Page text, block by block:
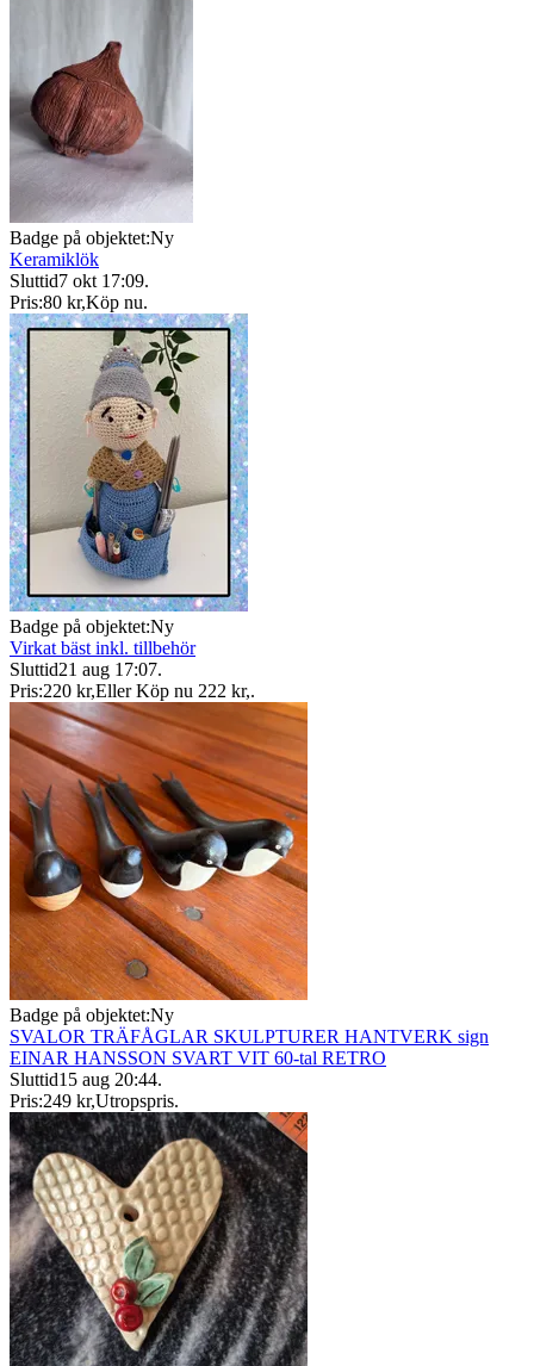
Badge på objektet:Ny
Keramiklök
Sluttid7 okt 17:09.
Pris:80 kr,Köp nu.
Badge på objektet:Ny
Virkat bäst inkl. tillbehör
Sluttid21 aug 17:07.
Pris:220 kr,Eller Köp nu 222 kr,.
Badge på objektet:Ny
SVALOR TRÄFÅGLAR SKULPTURER HANTVERK sign
EINAR HANSSON SVART VIT 60-tal RETRO
Sluttid15 aug 20:44.
Pris:249 kr,Utropspris.